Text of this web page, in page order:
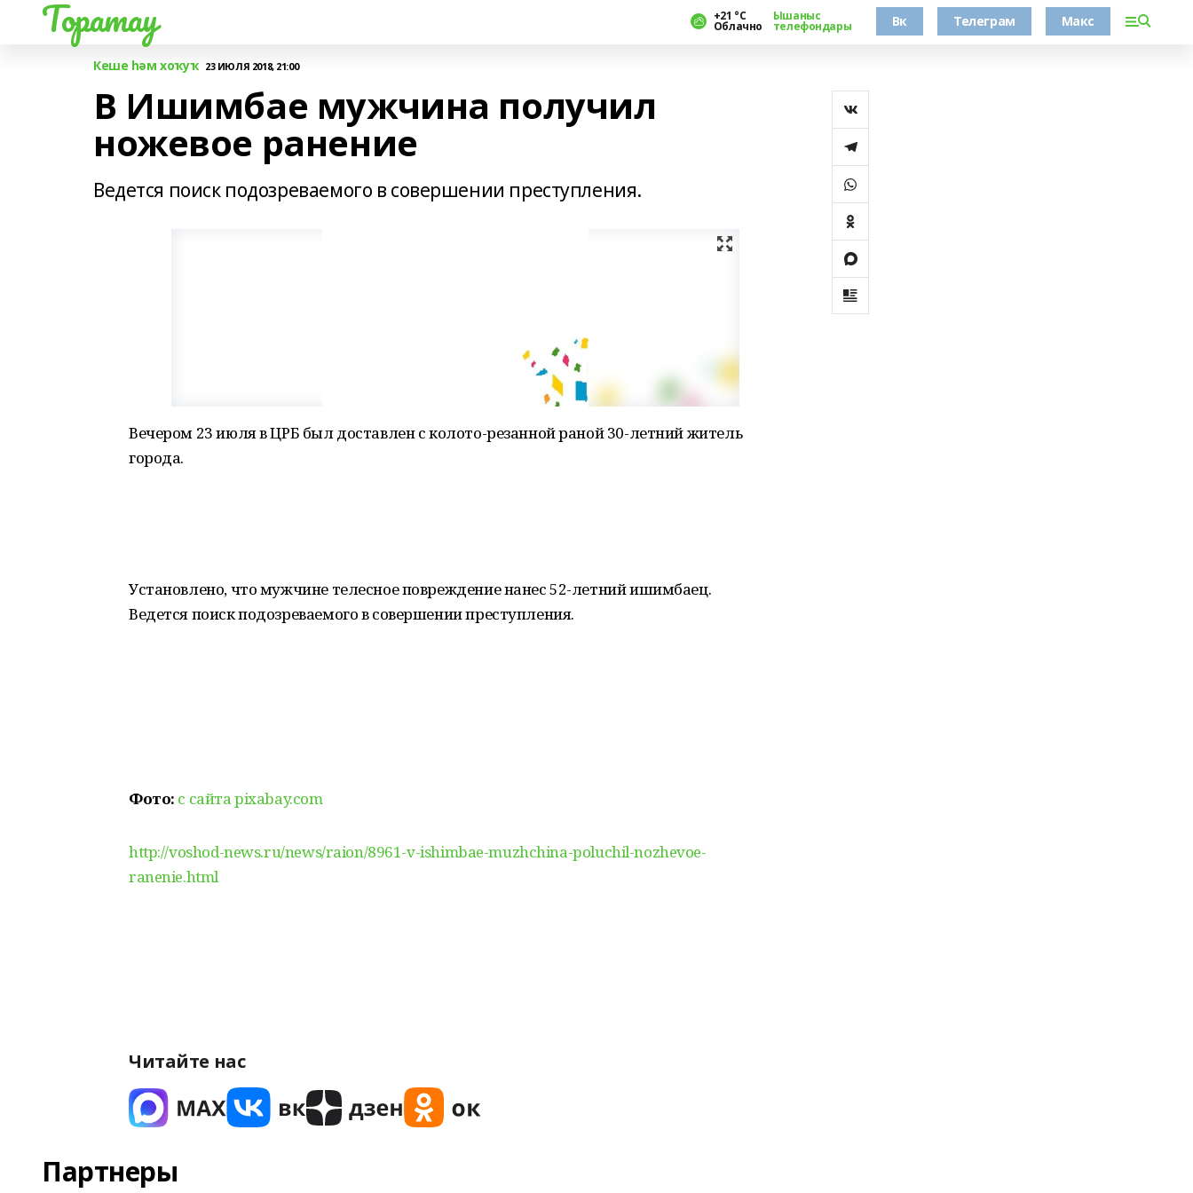
Торатау +21 °С
Облачно
Ышаныс
телефондары Вк Телеграм Макс
Кеше һәм хоҡуҡ 23 ИЮЛЯ 2018, 21:00
В Ишимбае мужчина получил
ножевое ранение
Ведется поиск подозреваемого в совершении преступления.
Вечером 23 июля в ЦРБ был доставлен с колото-резанной раной 30-летний житель
города.
Установлено, что мужчине телесное повреждение нанес 52-летний ишимбаец.
Ведется поиск подозреваемого в совершении преступления.
Фото: с сайта pixabay.com
http://voshod-news.ru/news/raion/8961-v-ishimbae-muzhchina-poluchil-nozhevoe-
ranenie.html
Читайте нас
Партнеры